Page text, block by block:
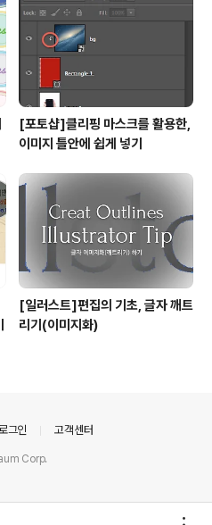
[포토샵]클리핑 마스크를 활용한,
이미지 틀안에 쉽게 넣기
[일러스트]편집의 기초, 글자 깨트
리기(이미지화)
그인 고객센터
Corp.